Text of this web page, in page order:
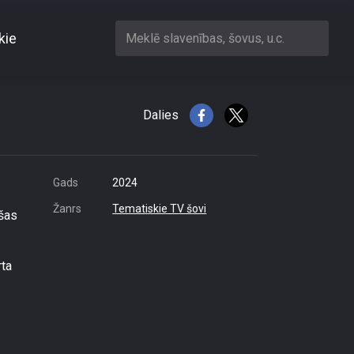
Meklē slavenības, šovus, u.c.
Dalies
Gads 2024
Žanrs Tematiskie TV šovi